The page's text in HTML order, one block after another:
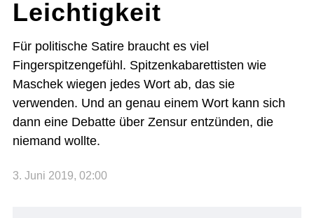
Leichtigkeit
Für politische Satire braucht es viel
Fingerspitzengefühl. Spitzenkabarettisten wie
Maschek wiegen jedes Wort ab, das sie
verwenden. Und an genau einem Wort kann sich
dann eine Debatte über Zensur entzünden, die
niemand wollte.
3. Juni 2019, 02:00